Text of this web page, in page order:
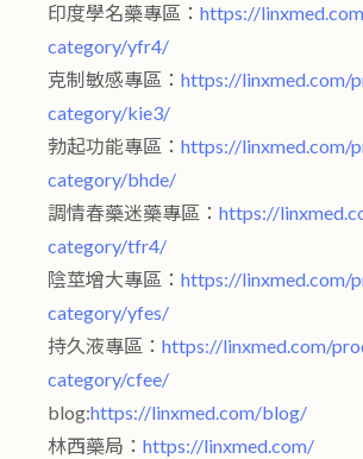
印度學名藥專區：https://
category/yfr4/
克制敏感專區：https://linxmed.com/
category/kie3/
勃起功能專區：https://linxmed.com/
category/bhde/
調情春藥迷藥專區：https://
category/tfr4/
陰莖增大專區：https://linxmed.com/
category/yfes/
持久液專區：https://linxmed.com/
category/cfee/
blog:https://linxmed.com/blog/
林西藥局：https://linxmed.com/